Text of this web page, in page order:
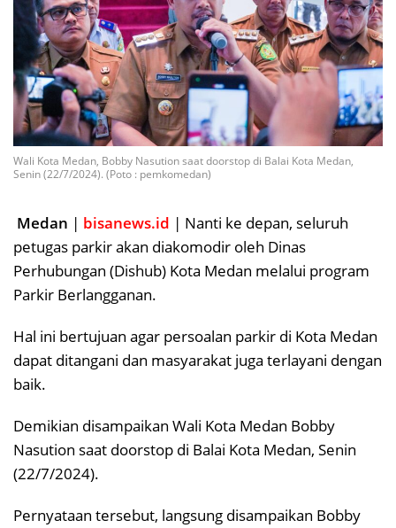
Wali Kota Medan, Bobby Nasution saat doorstop di Balai Kota Medan,
Senin (22/7/2024). (Poto : pemkomedan)
Medan | bisanews.id | Nanti ke depan, seluruh
petugas parkir akan diakomodir oleh Dinas
Perhubungan (Dishub) Kota Medan melalui program
Parkir Berlangganan.
Hal ini bertujuan agar persoalan parkir di Kota Medan
dapat ditangani dan masyarakat juga terlayani dengan
baik.
Demikian disampaikan Wali Kota Medan Bobby
Nasution saat doorstop di Balai Kota Medan, Senin
(22/7/2024).
Pernyataan tersebut, langsung disampaikan Bobby